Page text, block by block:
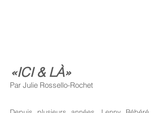
«ICI & LÀ»
Par Julie Rossello-Rochet